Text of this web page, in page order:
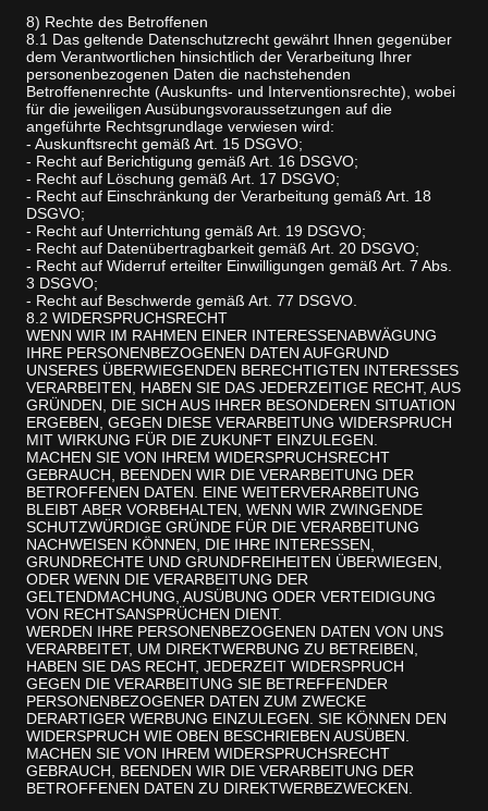
8) Rechte des Betroffenen
8.1 Das geltende Datenschutzrecht gewährt Ihnen gegenüber
dem Verantwortlichen hinsichtlich der Verarbeitung Ihrer
personenbezogenen Daten die nachstehenden
Betroffenenrechte (Auskunfts- und Interventionsrechte), wobei
für die jeweiligen Ausübungsvoraussetzungen auf die
angeführte Rechtsgrundlage verwiesen wird:
- Auskunftsrecht gemäß Art. 15 DSGVO;
- Recht auf Berichtigung gemäß Art. 16 DSGVO;
- Recht auf Löschung gemäß Art. 17 DSGVO;
- Recht auf Einschränkung der Verarbeitung gemäß Art. 18
DSGVO;
- Recht auf Unterrichtung gemäß Art. 19 DSGVO;
- Recht auf Datenübertragbarkeit gemäß Art. 20 DSGVO;
- Recht auf Widerruf erteilter Einwilligungen gemäß Art. 7 Abs.
3 DSGVO;
- Recht auf Beschwerde gemäß Art. 77 DSGVO.
8.2 WIDERSPRUCHSRECHT
WENN WIR IM RAHMEN EINER INTERESSENABWÄGUNG
IHRE PERSONENBEZOGENEN DATEN AUFGRUND
UNSERES ÜBERWIEGENDEN BERECHTIGTEN INTERESSES
VERARBEITEN, HABEN SIE DAS JEDERZEITIGE RECHT, AUS
GRÜNDEN, DIE SICH AUS IHRER BESONDEREN SITUATION
ERGEBEN, GEGEN DIESE VERARBEITUNG WIDERSPRUCH
MIT WIRKUNG FÜR DIE ZUKUNFT EINZULEGEN.
MACHEN SIE VON IHREM WIDERSPRUCHSRECHT
GEBRAUCH, BEENDEN WIR DIE VERARBEITUNG DER
BETROFFENEN DATEN. EINE WEITERVERARBEITUNG
BLEIBT ABER VORBEHALTEN, WENN WIR ZWINGENDE
SCHUTZWÜRDIGE GRÜNDE FÜR DIE VERARBEITUNG
NACHWEISEN KÖNNEN, DIE IHRE INTERESSEN,
GRUNDRECHTE UND GRUNDFREIHEITEN ÜBERWIEGEN,
ODER WENN DIE VERARBEITUNG DER
GELTENDMACHUNG, AUSÜBUNG ODER VERTEIDIGUNG
VON RECHTSANSPRÜCHEN DIENT.
WERDEN IHRE PERSONENBEZOGENEN DATEN VON UNS
VERARBEITET, UM DIREKTWERBUNG ZU BETREIBEN,
HABEN SIE DAS RECHT, JEDERZEIT WIDERSPRUCH
GEGEN DIE VERARBEITUNG SIE BETREFFENDER
PERSONENBEZOGENER DATEN ZUM ZWECKE
DERARTIGER WERBUNG EINZULEGEN. SIE KÖNNEN DEN
WIDERSPRUCH WIE OBEN BESCHRIEBEN AUSÜBEN.
MACHEN SIE VON IHREM WIDERSPRUCHSRECHT
GEBRAUCH, BEENDEN WIR DIE VERARBEITUNG DER
BETROFFENEN DATEN ZU DIREKTWERBEZWECKEN.